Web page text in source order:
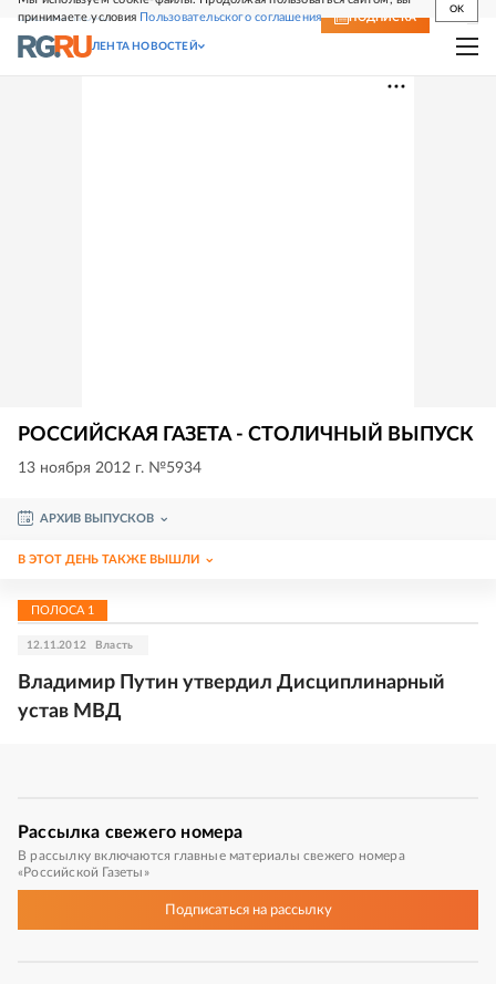
принимаете условия Пользовательского соглашения
OK
СВЕЖИЙ НОМЕР ПОДПИСКА
ЛЕНТА НОВОСТЕЙ
РОССИЙСКАЯ ГАЗЕТА - СТОЛИЧНЫЙ ВЫПУСК
13 ноября 2012 г. №5934
АРХИВ ВЫПУСКОВ
В ЭТОТ ДЕНЬ ТАКЖЕ ВЫШЛИ
ПОЛОСА 1
12.11.2012 Власть
Владимир Путин утвердил Дисциплинарный
устав МВД
Рассылка свежего номера
В рассылку включаются главные материалы свежего номера
«Российской Газеты»
Подписатьсяна рассылку